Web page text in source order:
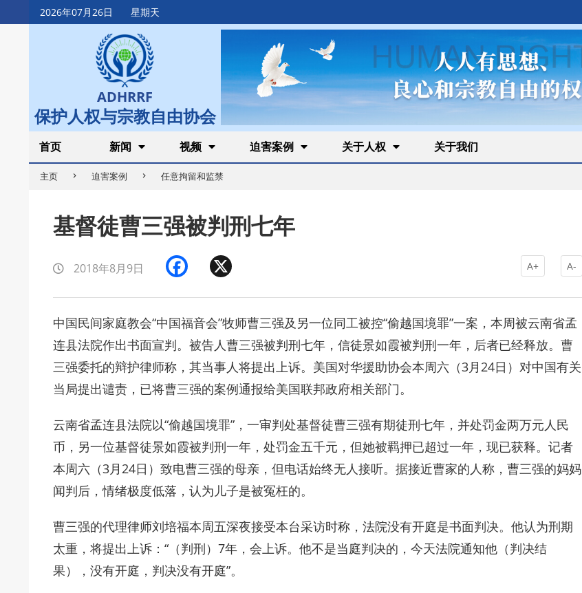
2026年07月26日 星期天
Skip
to
ADHRRF
保护人权与宗教自由协会
Secondary
Navigation
Menu
首页 新闻 视频 迫害案例 关于人权 关于我们
主页 迫害案例 任意拘留和监禁
基督徒曹三强被判刑七年
2018年8月9日 Facebook A+ A-
中国民间家庭教会“中国福音会”牧师曹三强及另一位同工被控“偷越国境罪”一案，本周被云南省孟
连县法院作出书面宣判。被告人曹三强被判刑七年，信徒景如霞被判刑一年，后者已经释放。曹
三强委托的辩护律师称，其当事人将提出上诉。美国对华援助协会本周六（3月24日）对中国有关
当局提出谴责，已将曹三强的案例通报给美国联邦政府相关部门。
云南省孟连县法院以“偷越国境罪”，一审判处基督徒曹三强有期徒刑七年，并处罚金两万元人民
币，另一位基督徒景如霞被判刑一年，处罚金五千元，但她被羁押已超过一年，现已获释。记者
本周六（3月24日）致电曹三强的母亲，但电话始终无人接听。据接近曹家的人称，曹三强的妈妈
闻判后，情绪极度低落，认为儿子是被冤枉的。
曹三强的代理律师刘培福本周五深夜接受本台采访时称，法院没有开庭是书面判决。他认为刑期
太重，将提出上诉：“（判刑）7年，会上诉。他不是当庭判决的，今天法院通知他（判决结
果），没有开庭，判决没有开庭”。